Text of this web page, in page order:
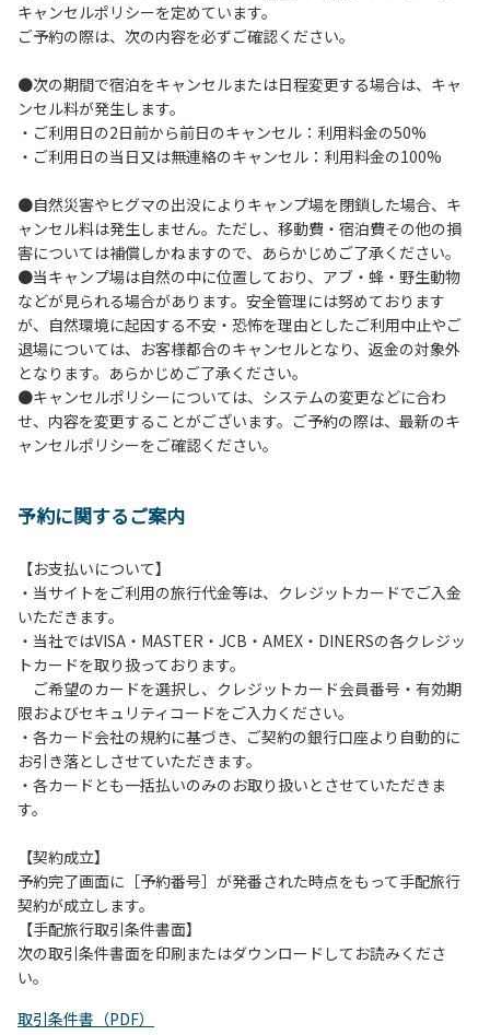
３.調度品などの持ち出しはしないでください。
４.午後10時以降の花火の使用は禁止です。
使用、夜間の大声での談笑等）や他人に嫌悪感を与えるよう
な行為はお止めください。
６.芝生や地面での直火による焚き火、BBQ、キャンプファ
イヤーは禁止します。
台の利用後は炭の鎮火の確認をお願いいたします。
８.バンガローの芝生にはテントは張らないでください。（タ
ープは１つまで可）
９.各自で出されましたゴミは全てお持ち帰りください。（使
用済みの炭は専用の捨て場に捨てられます。）
10.施設内および駐車場などで起きた金品等の盗難、ご利用
者間でのトラブルで生じた損害に対しては、一切の責任を負
いかねます。
11.施設の利用については管理人の指示に従ってください。従
わない場合は退場していただき、今後の利用をお断りする場
合があります。
キャンセルポリシーを定めています。
ご予約の際は、次の内容を必ずご確認ください。
●次の期間で宿泊をキャンセルまたは日程変更する場合は、キャ
ンセル料が発生します。
・ご利用日の2日前から前日のキャンセル：利用料金の50%
・ご利用日の当日又は無連絡のキャンセル：利用料金の100%
●自然災害やヒグマの出没によりキャンプ場を閉鎖した場合、キ
ャンセル料は発生しません。ただし、移動費・宿泊費その他の損
害については補償しかねますので、あらかじめご了承ください。
●当キャンプ場は自然の中に位置しており、アブ・蜂・野生動物
などが見られる場合があります。安全管理には努めております
が、自然環境に起因する不安・恐怖を理由としたご利用中止やご
退場については、お客様都合のキャンセルとなり、返金の対象外
となります。あらかじめご了承ください。
●キャンセルポリシーについては、システムの変更などに合わ
せ、内容を変更することがございます。ご予約の際は、最新のキ
ャンセルポリシーをご確認ください。
予約に関するご案内
【お支払いについて】
・当サイトをご利用の旅行代金等は、クレジットカードでご入金
いただきます。
・当社ではVISA・MASTER・JCB・AMEX・DINERSの各クレジッ
トカードを取り扱っております。
ご希望のカードを選択し、クレジットカード会員番号・有効期
限およびセキュリティコードをご入力ください。
・各カード会社の規約に基づき、ご契約の銀行口座より自動的に
お引き落としさせていただきます。
・各カードとも一括払いのみのお取り扱いとさせていただきま
す。
【契約成立】
予約完了画面に［予約番号］が発番された時点をもって手配旅行
契約が成立します。
【手配旅行取引条件書面】
次の取引条件書面を印刷またはダウンロードしてお読みくださ
い。
取引条件書（PDF）